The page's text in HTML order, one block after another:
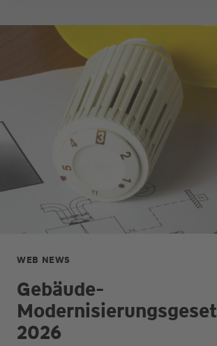
WELCHE
ÄNDERUNGEN
GIBT
UND
WAS
EIGENTÜMER
WISSEN
SOLLTEN
WEB NEWS
Gebäude-
2026